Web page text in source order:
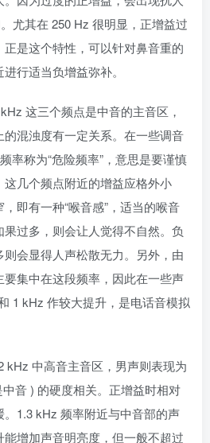
尤其在 250 Hz 很明显，正增益过
是这个特性，可以针对鼻音重的
行适当负增益弥补。
这三个频点是中音的主音区，
混浊度有一定关系。在一些调音
率称为“危险频率”，意思是要谨慎
几个频点附近的增益应格外小
即有一种“喉音感”，适当的喉音
过多，则会让人觉得不自然。负
会显得人声松散无力。另外，由
集中在这段频率，因此在一些声
1 kHz 作较大提升，是电话音模拟
kHz 中高音主音区，男声则表现为
音 ) 的硬度相关。正增益时相对
1.3 kHz 频率附近与中音部的声
增加声音明亮度，但一般不超过